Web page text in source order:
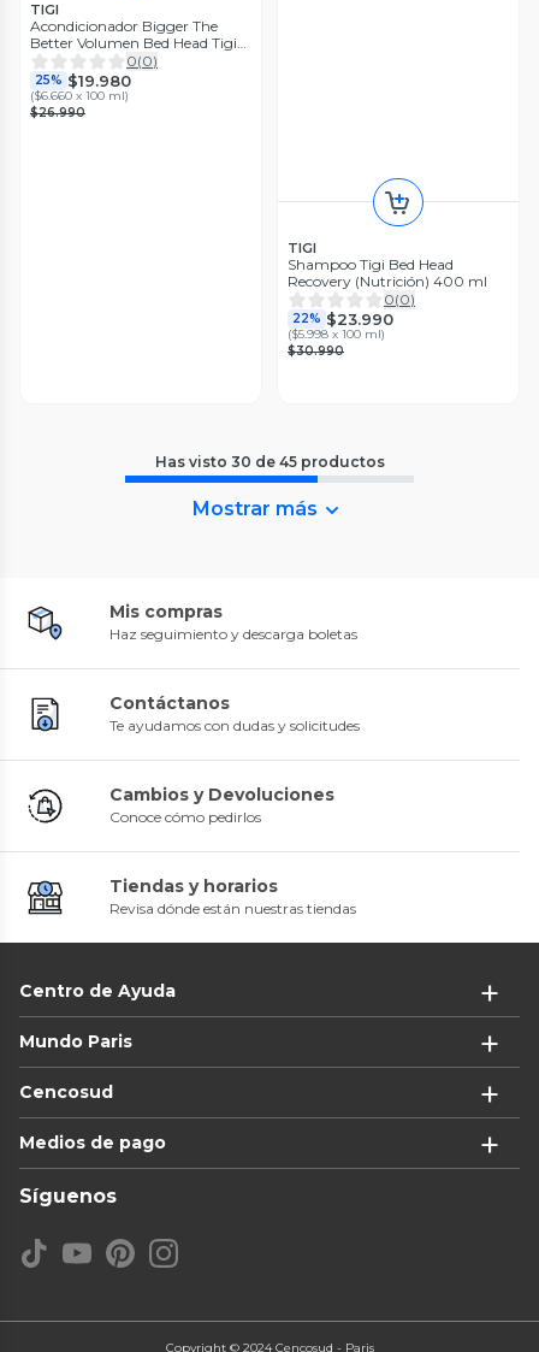
TIGI
Acondicionador Bigger The
Better Volumen Bed Head Tigi
300 ml.
0(0)
25% $19.980
($6.660 x 100 ml)
$26.990
TIGI
Shampoo Tigi Bed Head
Recovery (Nutrición) 400 ml
0(0)
22% $23.990
($5.998 x 100 ml)
$30.990
Has visto 30 de 45 productos
Mostrar más
Mis compras
Haz seguimiento y descarga boletas
Contáctanos
Te ayudamos con dudas y solicitudes
Cambios y Devoluciones
Conoce cómo pedirlos
Tiendas y horarios
Revisa dónde están nuestras tiendas
Centro de Ayuda
Mundo Paris
Cencosud
Medios de pago
Síguenos
Copyright © 2024 Cencosud - Paris